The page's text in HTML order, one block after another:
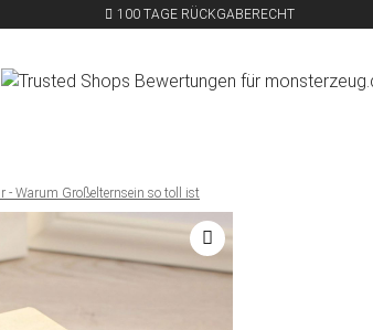
100 TAGE RÜCKGABERECHT
- Warum Großelternsein so toll ist